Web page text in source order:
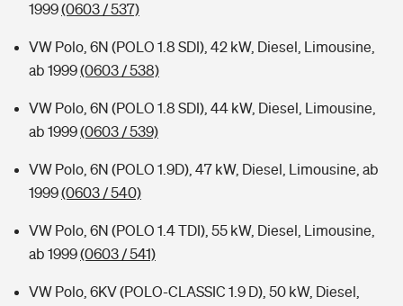
1999(0603 / 537)
VW Polo, 6N (POLO 1.8 SDI), 42 kW, Diesel, Limousine,
ab 1999(0603 / 538)
VW Polo, 6N (POLO 1.8 SDI), 44 kW, Diesel, Limousine,
ab 1999(0603 / 539)
VW Polo, 6N (POLO 1.9D), 47 kW, Diesel, Limousine, ab
1999(0603 / 540)
VW Polo, 6N (POLO 1.4 TDI), 55 kW, Diesel, Limousine,
ab 1999(0603 / 541)
VW Polo, 6KV (POLO-CLASSIC 1.9 D), 50 kW, Diesel,